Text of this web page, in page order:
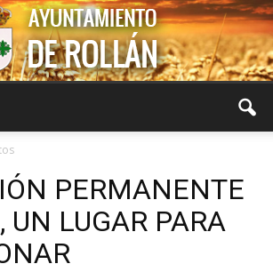
de
PERMANENTE
UN LUGAR PARA